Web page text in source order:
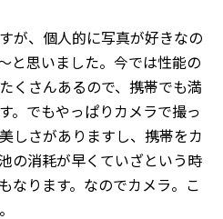
が、個人的に写真が好きなの
と思いました。今では性能の
くさんあるので、携帯でも満
。でもやっぱりカメラで撮っ
しさがありますし、携帯をカ
の消耗が早くていざという時
なります。なのでカメラ。こ